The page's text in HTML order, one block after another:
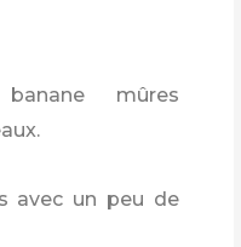
mûres
avec un peu de